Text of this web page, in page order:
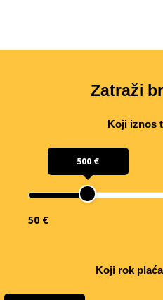
Zatraži
Koji iznos
500 €
50 €
Koji rok